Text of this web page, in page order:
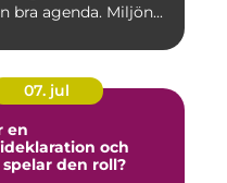
bra agenda. Miljön...
07. jul
en
och
den roll?